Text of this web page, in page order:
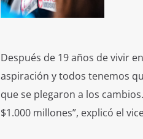
Después de 19 años de vivir
aspiración y todos tenemos
que se plegaron a los
$1.000 millones”, explicó el